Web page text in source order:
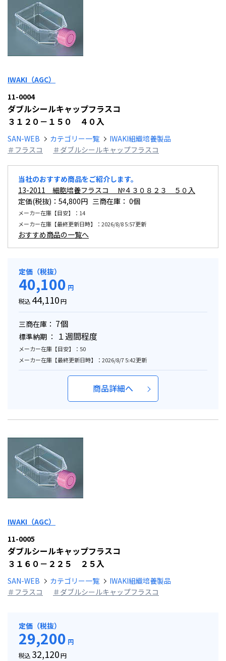
IWAKI（AGC）
11-0004
ダブルシールキャップフラスコ
３１２０－１５０ ４０入
SAN-WEB カテゴリー一覧
IWAKI組織培養製品
＃フラスコ
＃ダブルシールキャップフラスコ
当社のおすすめ商品をご紹介します。
13-2011 細胞培養フラスコ №４３０８２３ ５０入
定価(税抜)：54,800円 三商在庫： 0個
メーカー在庫【目安】：14
メーカー在庫【最終更新日時】：2026/8/8 5:57更新
おすすめ商品の一覧へ
定価（税抜）
40,100 円
税込 44,110円
三商在庫： 7個
標準納期 ： １週間程度
メーカー在庫【目安】：50
メーカー在庫【最終更新日時】：2026/8/7 5:42更新
商品詳細へ
IWAKI（AGC）
11-0005
ダブルシールキャップフラスコ
３１６０－２２５ ２５入
SAN-WEB カテゴリー一覧
IWAKI組織培養製品
＃フラスコ
＃ダブルシールキャップフラスコ
定価（税抜）
29,200 円
税込 32,120円